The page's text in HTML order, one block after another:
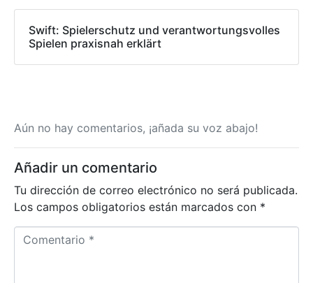
Swift: Spielerschutz und verantwortungsvolles
Spielen praxisnah erklärt
Aún no hay comentarios, ¡añada su voz abajo!
Añadir un comentario
Tu dirección de correo electrónico no será publicada.
Los campos obligatorios están marcados con *